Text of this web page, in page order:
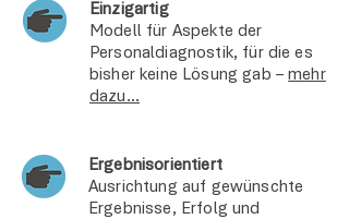
Einzigartig
Modell für Aspekte der
Personaldiagnostik, für die es
bisher keine Lösung gab –mehr
dazu...
Ergebnisorientiert
Ausrichtung auf gewünschte
Ergebnisse, Erfolg und